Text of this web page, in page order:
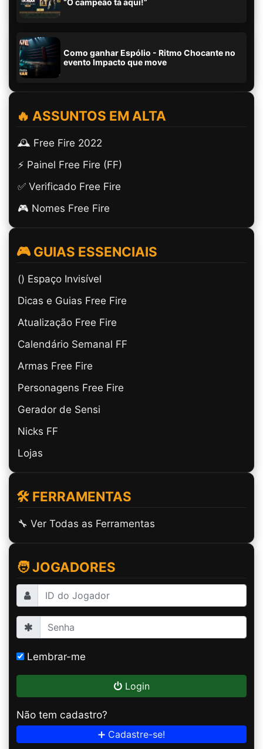
“O campeão tá aqui!”
Como ganhar Espólio - Ritmo Chocante no
evento Impacto que move
🔥 ASSUNTOS EM ALTA
🕰️ Free Fire 2022
⚡ Painel Free Fire (FF)
✅ Verificado Free Fire
🎮 Nomes Free Fire
🎮 GUIAS ESSENCIAIS
(ㅤ) Espaço Invisível
Dicas e Guias Free Fire
Atualização Free Fire
Calendário Semanal FF
Armas Free Fire
Personagens Free Fire
Gerador de Sensi
Nicks FF
Lojas
🛠️ FERRAMENTAS
🔧 Ver Todas as Ferramentas
🧑 JOGADORES
Lembrar-me
Login
Não tem cadastro?
➕ Cadastre-se!